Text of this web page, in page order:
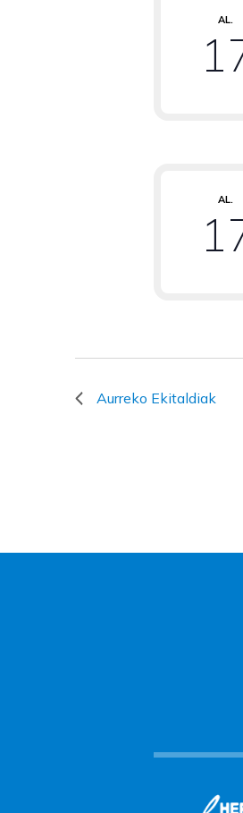
AL.
AL.
Aurreko Ekitaldiak